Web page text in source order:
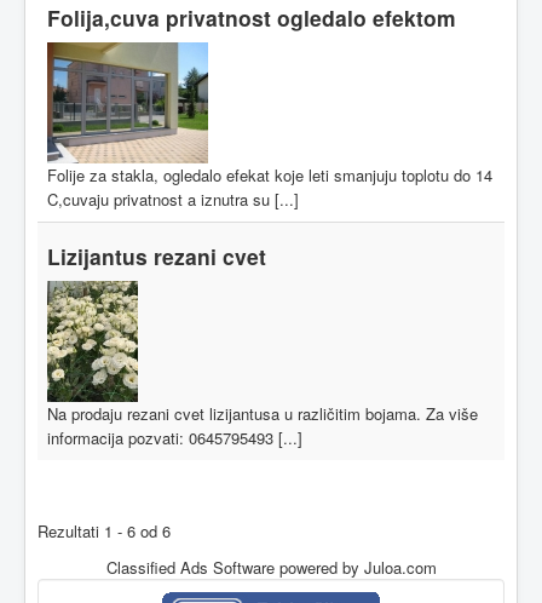
Folija,cuva privatnost ogledalo efektom
Folije za stakla, ogledalo efekat koje leti smanjuju toplotu do 14
C,cuvaju privatnost a iznutra su [...]
Lizijantus rezani cvet
Na prodaju rezani cvet lizijantusa u različitim bojama. Za više
informacija pozvati: 0645795493 [...]
Rezultati 1 - 6 od 6
Classified Ads Softwarepowered by Juloa.com